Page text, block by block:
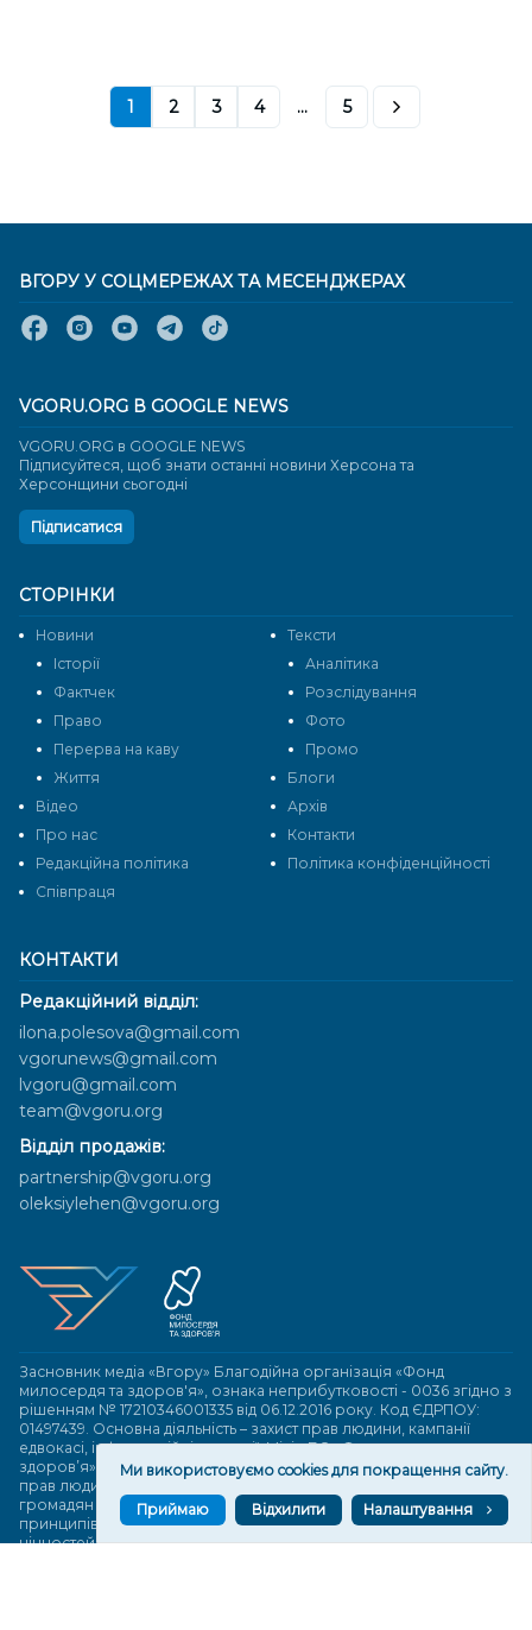
1 2 3 4 ... 5
КОНТАКТИ
Редакційний відділ:
ilona.polesova@gmail.com
vgorunews@gmail.com
lvgoru@gmail.com
team@vgoru.org
Відділ продажів:
partnership@vgoru.org
oleksiylehen@vgoru.org
Засновник медіа «Вгору» Благодійна організація «Фонд
милосердя та здоров'я», ознака неприбутковості - 0036 згідно з
рішенням № 17210346001335 від 06.12.2016 року. Код ЄДРПОУ:
01497439. Основна діяльність – захист прав людини, кампанії
едвокасі, інформаційні кампанії. Місія БО «Фонд милосердя та
здоров’я» – сприяти зміцненню поваги до людської гідності та
прав людини в українському суспільстві, давати знання і надихати
громадян України на активні і відповідальні дії для реалізації
принципів верховенства права і утвердження демократичних
цінностей. Керівними органами БО «Фонд милосердя та
СТОРІНКИ
Новини
Тексти
Історії
Аналітика
Фактчек
Розслідування
Право
Фото
Перерва на каву
Промо
Життя
Блоги
Відео
Архів
Про нас
Контакти
Редакційна політика
Політика конфіденційності
Cпівпраця
ВГОРУ У СОЦМЕРЕЖАХ ТА МЕСЕНДЖЕРАХ
VGORU.ORG В GOOGLE NEWS
VGORU.ORG в GOOGLE NEWS
Підписуйтеся, щоб знати останні новини Херсона та
Херсонщини сьогодні
Підписатися
Ми використовуємо cookies для покращення сайту.
Приймаю Відхилити Налаштування